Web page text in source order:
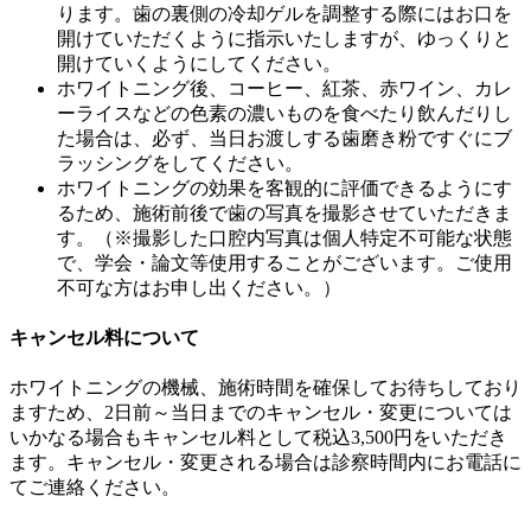
ります。歯の裏側の冷却ゲルを調整する際にはお口を
開けていただくように指示いたしますが、ゆっくりと
開けていくようにしてください。
ホワイトニング後、コーヒー、紅茶、赤ワイン、カレ
ーライスなどの色素の濃いものを食べたり飲んだりし
た場合は、必ず、当日お渡しする歯磨き粉ですぐにブ
ラッシングをしてください。
ホワイトニングの効果を客観的に評価できるようにす
るため、施術前後で歯の写真を撮影させていただきま
す。（※撮影した口腔内写真は個人特定不可能な状態
で、学会・論文等使用することがございます。ご使用
不可な方はお申し出ください。）
キャンセル料について
ホワイトニングの機械、施術時間を確保してお待ちしており
ますため、2日前～当日までのキャンセル・変更については
いかなる場合もキャンセル料として税込3,500円をいただき
ます。キャンセル・変更される場合は診察時間内にお電話に
てご連絡ください。